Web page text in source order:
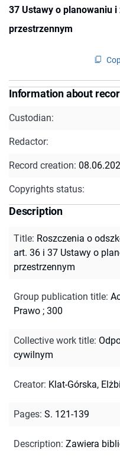
37 Ustawy o planowaniu
przestrzennym
Information about
Custodian:
Redactor:
Record creation:
Copyrights status:
Description
Title: Roszczenia o
art. 36 i 37 Ustawy o
przestrzennym
Group publication title:
Prawo ; 300
Collective work title:
cywilnym
Creator: Klat-Górska,
Pages: S. 121-139
Description: Zawiera